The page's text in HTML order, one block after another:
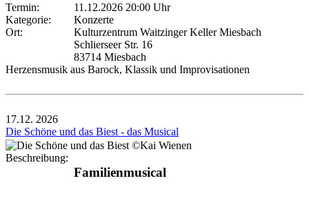
Termin:
11.12.2026 20:00 Uhr
Kategorie:
Konzerte
Ort:
Kulturzentrum Waitzinger Keller Miesbach
Schlierseer Str. 16
83714 Miesbach
Herzensmusik aus Barock, Klassik und Improvisationen
17.12. 2026
Die Schöne und das Biest - das Musical
Beschreibung:
Familienmusical